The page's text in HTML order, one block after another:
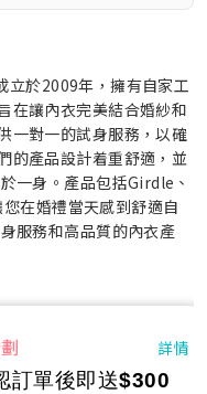
於2009年，擁有自家工
在讓內衣完美結合婚紗和
一對一的試身服務，以確
的產品設計着重舒適，並
一身。產品包括Girdle、
在婚禮當天感到舒適自
服務和高品質的內衣產
詳情
訂單後即送$300